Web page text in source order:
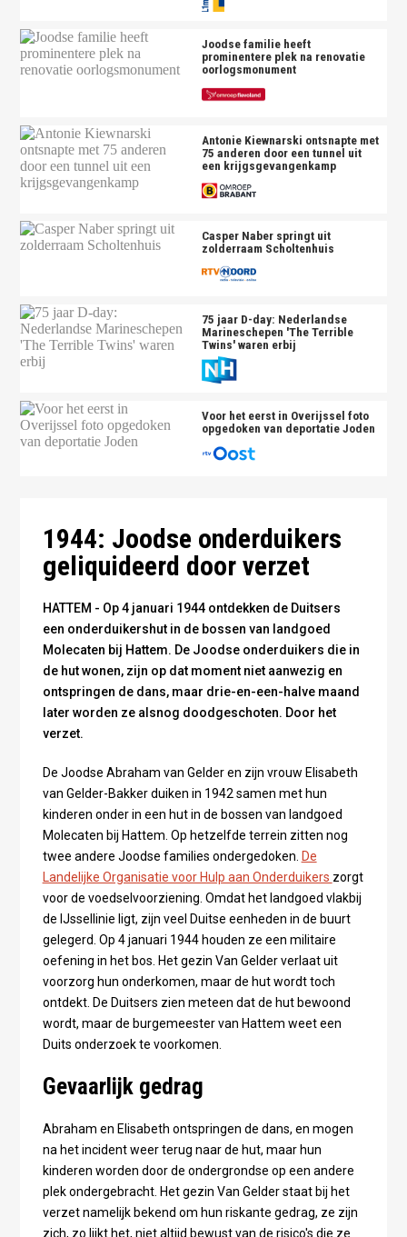
Joodse familie heeft
prominentere plek na renovatie
oorlogsmonument
Antonie Kiewnarski ontsnapte met
75 anderen door een tunnel uit
een krijgsgevangenkamp
Casper Naber springt uit
zolderraam Scholtenhuis
75 jaar D-day: Nederlandse
Marineschepen 'The Terrible
Twins' waren erbij
Voor het eerst in Overijssel foto
opgedoken van deportatie Joden
Huis Molecaten - foto Rijksdienst voor het Cultureel
1944: Joodse onderduikers
geliquideerd door verzet
HATTEM - Op 4 januari 1944 ontdekken de Duitsers
een onderduikershut in de bossen van landgoed
Molecaten bij Hattem. De Joodse onderduikers die in
de hut wonen, zijn op dat moment niet aanwezig en
ontspringen de dans, maar drie-en-een-halve maand
later worden ze alsnog doodgeschoten. Door het
verzet.
De Joodse Abraham van Gelder en zijn vrouw Elisabeth
van Gelder-Bakker duiken in 1942 samen met hun
kinderen onder in een hut in de bossen van landgoed
Molecaten bij Hattem. Op hetzelfde terrein zitten nog
twee andere Joodse families ondergedoken. De
Landelijke Organisatie voor Hulp aan Onderduikers zorgt
voor de voedselvoorziening. Omdat het landgoed vlakbij
de IJssellinie ligt, zijn veel Duitse eenheden in de buurt
gelegerd. Op 4 januari 1944 houden ze een militaire
oefening in het bos. Het gezin Van Gelder verlaat uit
voorzorg hun onderkomen, maar de hut wordt toch
ontdekt. De Duitsers zien meteen dat de hut bewoond
wordt, maar de burgemeester van Hattem weet een
Duits onderzoek te voorkomen.
Gevaarlijk gedrag
Abraham en Elisabeth ontspringen de dans, en mogen
na het incident weer terug naar de hut, maar hun
kinderen worden door de ondergrondse op een andere
plek ondergebracht. Het gezin Van Gelder staat bij het
verzet namelijk bekend om hun riskante gedrag, ze zijn
zich, zo lijkt het, niet altijd bewust van de risico's die ze